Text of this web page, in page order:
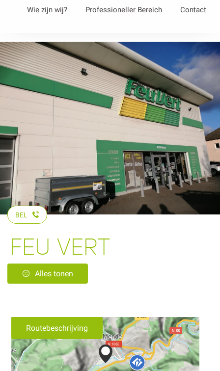
principal
Wie zijn wij? Professioneller Bereich Contact
BEL
FEU VERT
Alles tonen
Routebeschrijving